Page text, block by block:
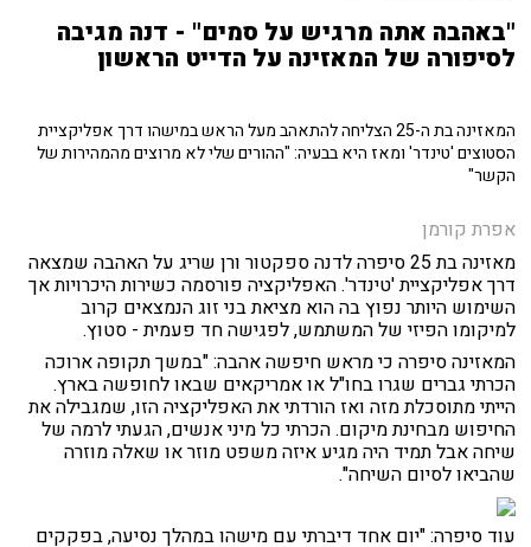
"באהבה אתה מרגיש על סמים" - דנה מגיבה
לסיפורה של המאזינה על הדייט הראשון
המאזינה בת ה-25 הצליחה להתאהב מעל הראש במישהו דרך אפליקציית
הסטוצים 'טינדר' ומאז היא בבעיה: "ההורים שלי לא מרוצים מהמהירות של
הקשר"
אפרת קורמן
מאזינה בת 25 סיפרה לדנה ספקטור ורן שריג על האהבה שמצאה
דרך אפליקציית 'טינדר'. האפליקציה פורסמה כשירות היכרויות אך
השימוש היותר נפוץ בה הוא מציאת בני זוג הנמצאים קרוב
למיקומו הפיזי של המשתמש, לפגישה חד פעמית - סטוץ.
המאזינה סיפרה כי מראש חיפשה אהבה: "במשך תקופה ארוכה
הכרתי גברים שגרו בחו"ל או אמריקאים שבאו לחופשה בארץ.
הייתי מתוסכלת מזה ואז הורדתי את האפליקציה הזו, שמגבילה את
החיפוש מבחינת מיקום. הכרתי כל מיני אנשים, הגעתי לרמה של
שיחה אבל תמיד היה מגיע איזה משפט מוזר או שאלה מוזרה
שהביאו לסיום השיחה".
עוד סיפרה: "יום אחד דיברתי עם מישהו במהלך נסיעה, בפקקים